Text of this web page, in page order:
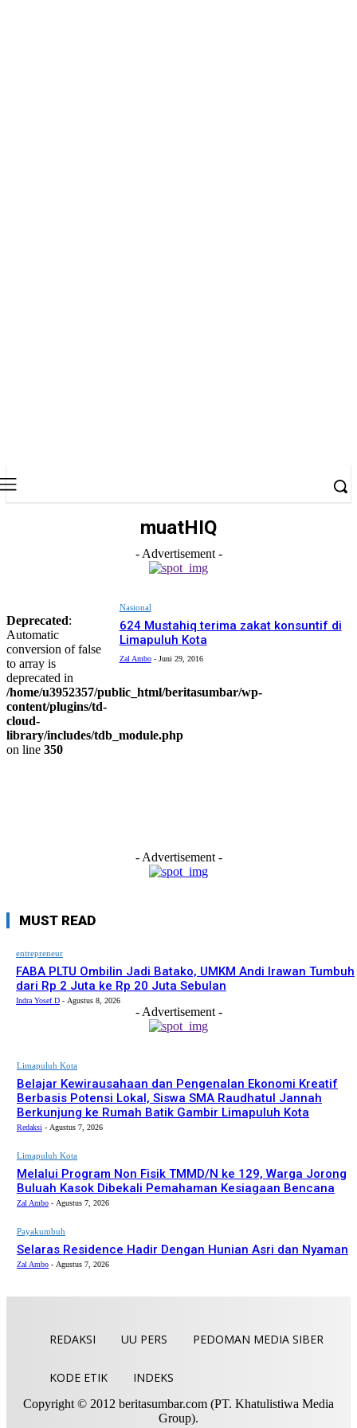
muatHIQ
- Advertisement -
Deprecated:
Automatic
conversion of false
to array is
deprecated in
/home/u3952357/public_html/beritasumbar/wp-
content/plugins/td-
cloud-
library/includes/tdb_module.php
on line 350
Nasional
624 Mustahiq terima zakat konsuntif di
Limapuluh Kota
Zal Ambo - Juni 29, 2016
- Advertisement -
MUST READ
entrepreneur
FABA PLTU Ombilin Jadi Batako, UMKM Andi Irawan Tumbuh
dari Rp 2 Juta ke Rp 20 Juta Sebulan
Indra Yosef D - Agustus 8, 2026
- Advertisement -
Limapuluh Kota
Belajar Kewirausahaan dan Pengenalan Ekonomi Kreatif
Berbasis Potensi Lokal, Siswa SMA Raudhatul Jannah
Berkunjung ke Rumah Batik Gambir Limapuluh Kota
Redaksi - Agustus 7, 2026
Limapuluh Kota
Melalui Program Non Fisik TMMD/N ke 129, Warga Jorong
Buluah Kasok Dibekali Pemahaman Kesiagaan Bencana
Zal Ambo - Agustus 7, 2026
Payakumbuh
Selaras Residence Hadir Dengan Hunian Asri dan Nyaman
Zal Ambo - Agustus 7, 2026
REDAKSI UU PERS PEDOMAN MEDIA SIBER
KODE ETIK INDEKS
Copyright © 2012 beritasumbar.com (PT. Khatulistiwa Media
Group).